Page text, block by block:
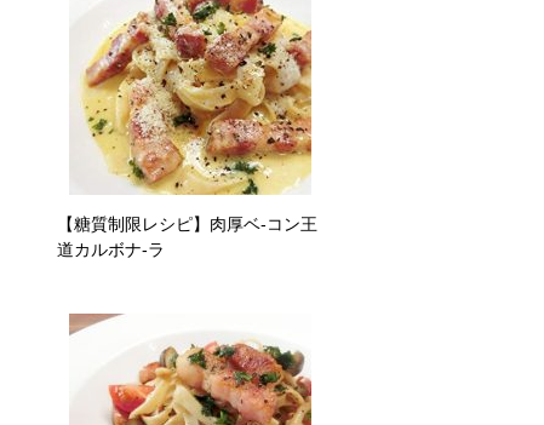
【糖質制限レシピ】肉厚ベ-コン王
道カルボナ-ラ